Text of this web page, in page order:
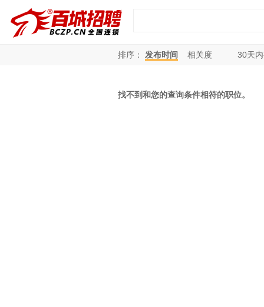
排序： 发布时间 相关度 30天
找不到和您的查询条件相符的职位。